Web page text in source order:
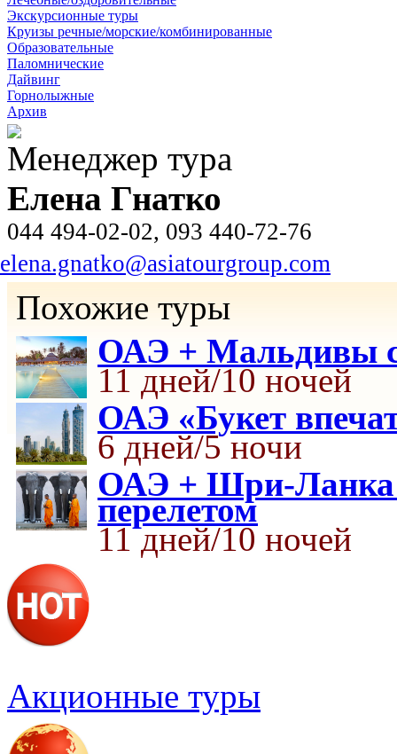
Экскурсионные туры
Круизы речные/морские/комбинированные
Образовательные
Паломнические
Дайвинг
Горнолыжные
Архив
Менеджер тура
Елена Гнатко
044 494-02-02, 093 440-72-76
elena.gnatko@asiatourgroup.com
Похожие туры
ОАЭ + Мальдивы с
11 дней/10 ночей
ОАЭ «Букет
6 дней/5 ночи
ОАЭ + Шри-Ланка
перелетом
11 дней/10 ночей
Акционные туры